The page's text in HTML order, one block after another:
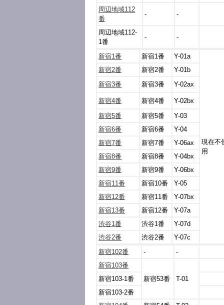
周辺地域112
番
- -
周辺地域112-
1番
- -
新宿1番 新宿1番 Y-01a
現在不
用
新宿2番 新宿2番
Y-01b
新宿3番
新宿3番 Y-02ax
新宿4番 新宿4番
Y-02bx
新宿5番
新宿5番
Y-03
新宿6番
新宿6番
Y-04
新宿7番
新宿7番
Y-06ax
新宿8番
新宿8番
Y-04bx
新宿9番
新宿9番
Y-06bx
新宿11番
新宿10番
Y-05
新宿12番
新宿11番
Y-07bx
新宿13番
新宿12番
Y-07a
渋谷1番
渋谷1番
Y-07d
渋谷2番
渋谷2番
Y-07c
新宿102番
-
-
新宿103番
新宿53番
T-01
新宿103-1番
新宿103-2番